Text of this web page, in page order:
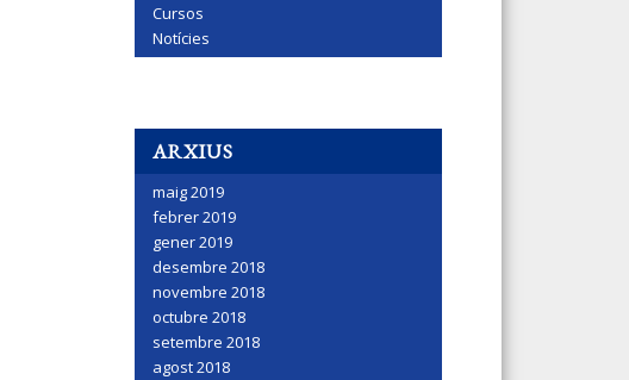
Cursos
Notícies
ARXIUS
maig 2019
febrer 2019
gener 2019
desembre 2018
novembre 2018
octubre 2018
setembre 2018
agost 2018